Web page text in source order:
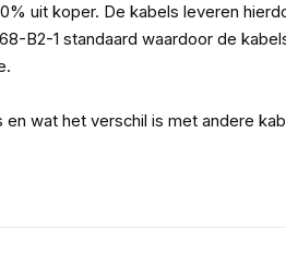
uit koper. De kabels leveren
B2-1 standaard waardoor de
wat het verschil is met andere